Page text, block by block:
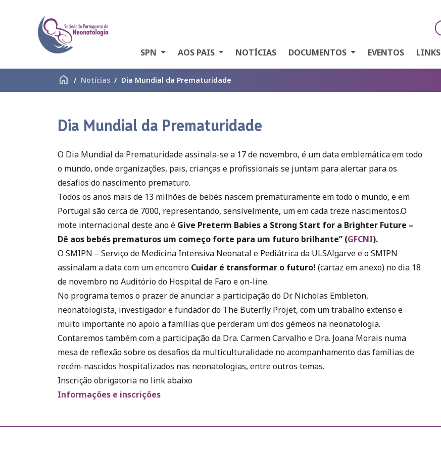
SPN AOS PAIS NOTÍCIAS DOCUMENTOS EVENTOS LINKS
home Notícias Dia Mundial da Prematuridade
Dia Mundial da Prematuridade
O Dia Mundial da Prematuridade assinala-se a 17 de novembro, é um data emblemática em todo
o mundo, onde organizações, pais, crianças e profissionais se juntam para alertar para os
desafios do nascimento prematuro.
Todos os anos mais de 13 milhões de bebés nascem prematuramente em todo o mundo, e em
Portugal são cerca de 7000, representando, sensivelmente, um em cada treze nascimentos.O
mote internacional deste ano é Give Preterm Babies a Strong Start for a Brighter Future –
Dê aos bebés prematuros um começo forte para um futuro brilhante” (GFCNI).
O SMIPN – Serviço de Medicina Intensiva Neonatal e Pediátrica da ULSAlgarve e o SMIPN
assinalam a data com um encontro Cuidar é transformar o futuro! (cartaz em anexo) no dia 18
de novembro no Auditório do Hospital de Faro e on-line.
No programa temos o prazer de anunciar a participação do Dr. Nicholas Embleton,
neonatologista, investigador e fundador do The Buterfly Projet, com um trabalho extenso e
muito importante no apoio a famílias que perderam um dos gémeos na neonatologia.
Contaremos também com a participação da Dra. Carmen Carvalho e Dra. Joana Morais numa
mesa de reflexão sobre os desafios da multiculturalidade no acompanhamento das famílias de
recém-nascidos hospitalizados nas neonatologias, entre outros temas.
Inscrição obrigatoria no link abaixo
Informações e inscrições